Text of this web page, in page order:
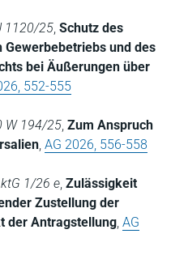
1120/25, Schutz des
und des
bei Äußerungen über
552-555
W 194/25, Zum Anspruch
, AG 2026, 556-558
1/26 e, Zulässigkeit
Zustellung der
der Antragstellung, AG